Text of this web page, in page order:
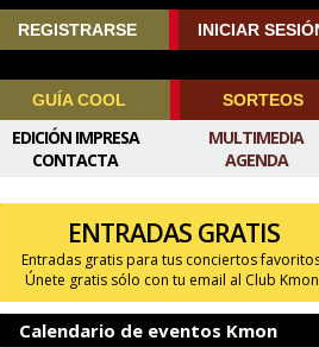
REGISTRARSE INICIAR
GUÍA COOL SORTEOS
MULTIMEDIA
AGENDA
EDICIÓN IMPRESA
CONTACTA
ENTRADAS GRATIS
Entradas gratis para tus conciertos
Únete gratis sólo con tu email al Club
Calendario de eventos Kmon